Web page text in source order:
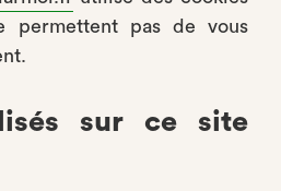
permettent pas de vous
sur ce site